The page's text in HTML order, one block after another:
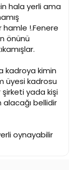
hala yerli ama
hamle !.Fenere
önünü
kadroya kimin
üyesi kadrosu
yada kişi
bellidir
oynayabilir